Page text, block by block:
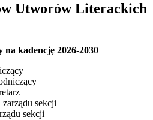
Utworów Literackich
na kadencję 2026-2030
sekcji
sekcji